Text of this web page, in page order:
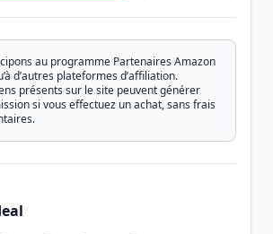
au programme Partenaires Amazon
d’autres plateformes d’affiliation.
présents sur le site peuvent générer
si vous effectuez un achat, sans frais